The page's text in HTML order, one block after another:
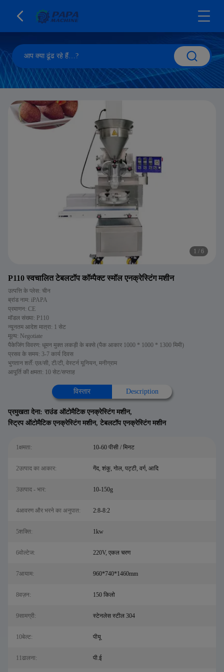
1 / 6
P110 स्वचालित टेबलटॉप कॉम्पैक्ट स्मॉल एनक्रेस्टिंग मशीन
उत्पत्ति के प्लेस: चीन
ब्रांड नाम: iPAPA
प्रमाणन: CE
मॉडल संख्या: P110
न्यूनतम आदेश मात्रा: 1 सेट
मूल्य: Negotiate
पैकेजिंग विवरण: धूमन मुक्त लकड़ी के बक्से (पैक आकार 1000 * 1000 * 1300 मिमी)
प्रसव के समय: 3-7 कार्य दिवस
भुगतान शर्तें: एल/सी, टी/टी, वेस्टर्न यूनियन, मनीग्राम
आपूर्ति की क्षमता: 10 सेट/सप्ताह
विस्तार Description
प्रमुखता देना: राउंड ऑटोमैटिक एनक्रेस्टिंग मशीन,
स्ट्रिप ऑटोमैटिक एनक्रेस्टिंग मशीन, टेबलटॉप एनक्रेस्टिंग मशीन
1क्षमता: 10-60 पीसी / मिनट
2उत्पाद का आकार: गेंद, शंकु, गोल, पट्टी, वर्ग, आदि
3उत्पाद - भार: 10-150g
4आवरण और भरने का अनुपात: 2:8-8:2
5शक्ति: 1kw
6वोल्टेज: 220V, एकल चरण
7आयाम: 960*740*1460mm
8वज़न: 150 किलो
9सामग्री: स्टेनलेस स्टील 304
10बेल्ट: पीयू
11ढालना: पी.ई